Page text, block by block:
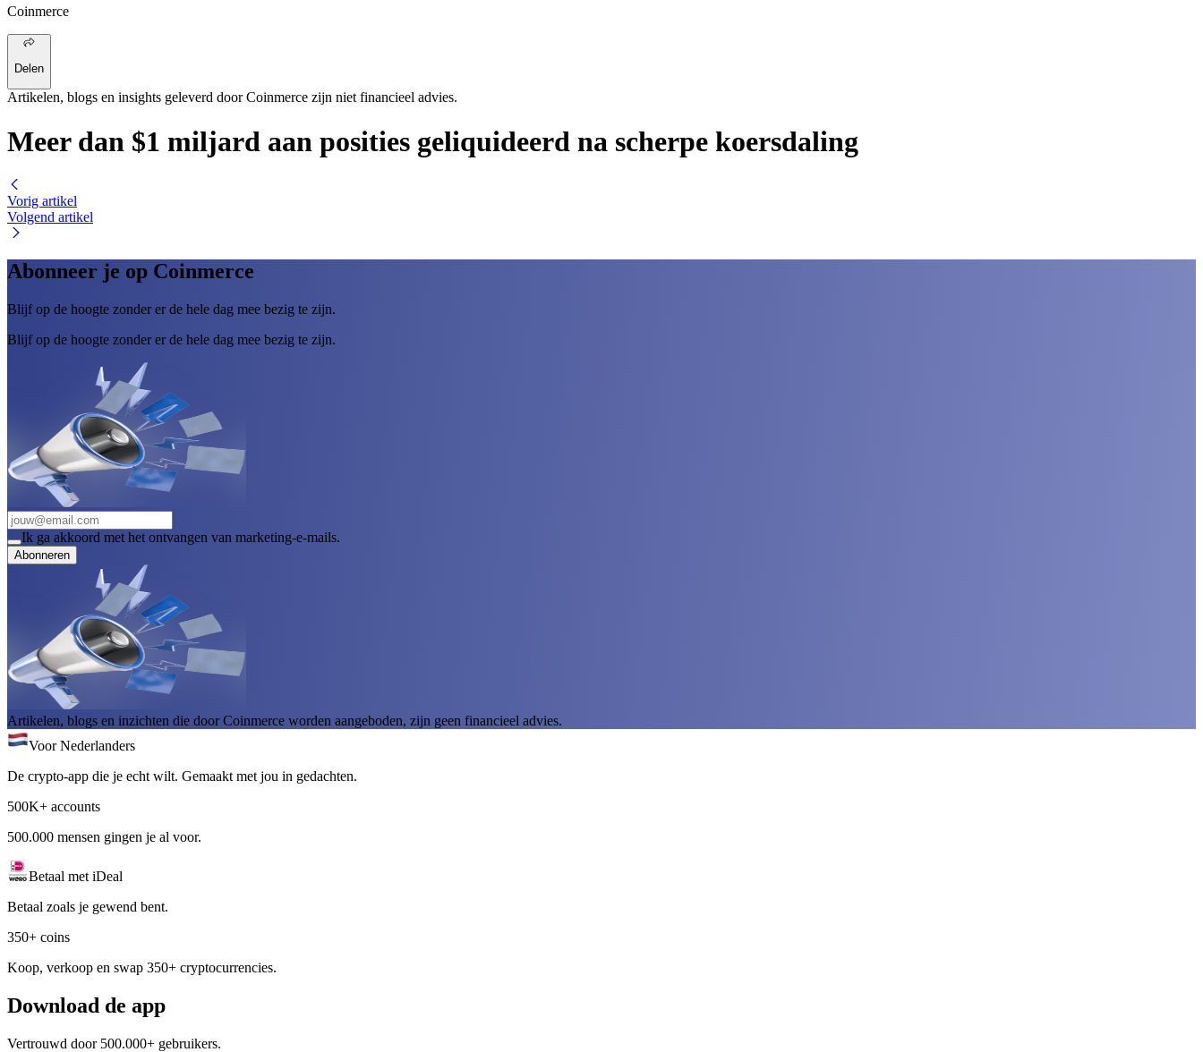
Coinmerce
Delen
Artikelen, blogs en insights geleverd door Coinmerce zijn niet financieel advies.
Meer dan $1 miljard aan posities geliquideerd na scherpe koersdaling
Vorig artikel
Volgend artikel
Abonneer je op Coinmerce
Blijf op de hoogte zonder er de hele dag mee bezig te zijn.
Blijf op de hoogte zonder er de hele dag mee bezig te zijn.
Ik ga akkoord met het ontvangen van marketing-e-mails.
Abonneren
Artikelen, blogs en inzichten die door Coinmerce worden aangeboden, zijn geen financieel advies.
Voor Nederlanders
De crypto-app die je echt wilt. Gemaakt met jou in gedachten.
500K+ accounts
500.000 mensen gingen je al voor.
Betaal met iDeal
Betaal zoals je gewend bent.
350+ coins
Koop, verkoop en swap 350+ cryptocurrencies.
Download de app
Vertrouwd door 500.000+ gebruikers.